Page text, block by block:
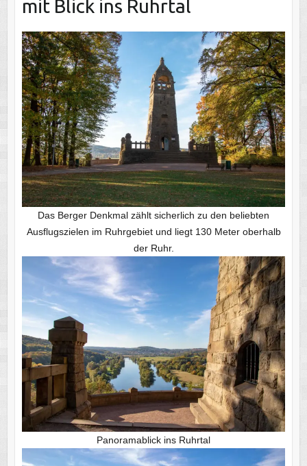
mit Blick ins Ruhrtal
Das Berger Denkmal zählt sicherlich zu den beliebten
Ausflugszielen im Ruhrgebiet und liegt 130 Meter oberhalb
der Ruhr.
Panoramablick ins Ruhrtal